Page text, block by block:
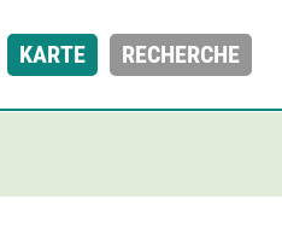
KARTE RECHERCHE